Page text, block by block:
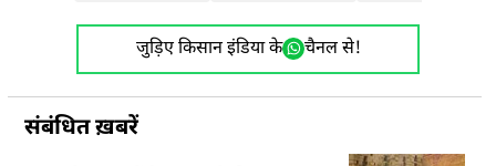
जुड़िए किसान इंडिया के चैनल से!
संबंधित ख़बरें